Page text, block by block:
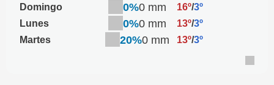
Domingo
0%0 mm 16º/3º
Lunes
0%0 mm 13º/3º
Martes
20%0 mm 13º/3º